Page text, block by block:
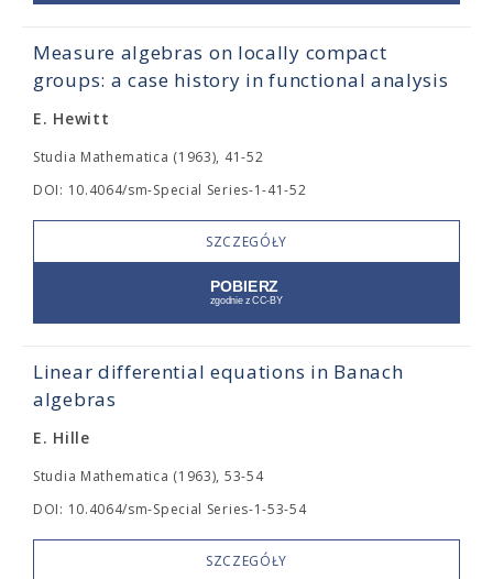
Measure algebras on locally compact
groups: a case history in functional analysis
E. Hewitt
Studia Mathematica (1963), 41-52
DOI: 10.4064/sm-Special Series-1-41-52
SZCZEGÓŁY
Linear differential equations in Banach
algebras
E. Hille
Studia Mathematica (1963), 53-54
DOI: 10.4064/sm-Special Series-1-53-54
SZCZEGÓŁY